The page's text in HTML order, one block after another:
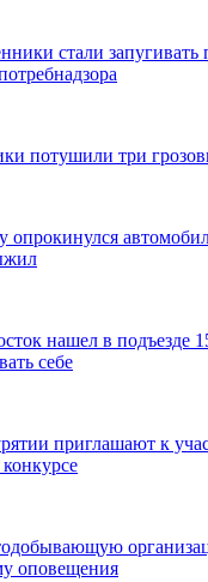
стали запугивать
потушили три
опрокинулся
нашел в подъезде
себе
приглашают к
оповещения